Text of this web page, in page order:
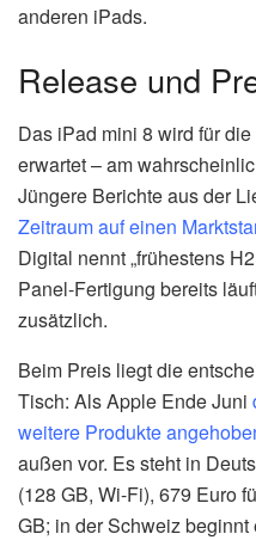
anderen iPads.
Release und
Das iPad mini 8 wird für
erwartet – am
Jüngere Berichte aus der
Zeitraum auf einen
Digital nennt „frühestens
Panel-Fertigung bereits
zusätzlich.
Beim Preis liegt die
Tisch: Als Apple Ende Juni
weitere Produkte
außen vor. Es steht in
(128 GB, Wi-Fi), 679 Euro
GB; in der Schweiz